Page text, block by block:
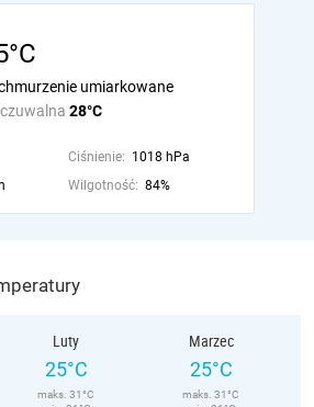
28°C
umiarkowane
Ciśnienie: 1018 hPa
Wilgotność: 84%
Luty
25°C
maks. 31°C
Marzec
25°C
maks. 31°C